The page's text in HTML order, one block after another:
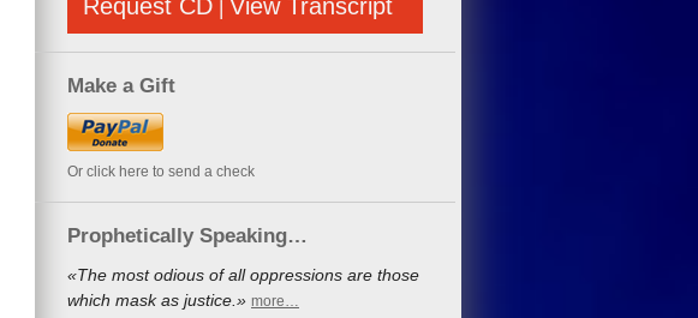
Request CD | View Transcript
Make a Gift
Or click here to send a check
Prophetically Speaking…
«The most odious of all oppressions are those
which mask as justice.» more…